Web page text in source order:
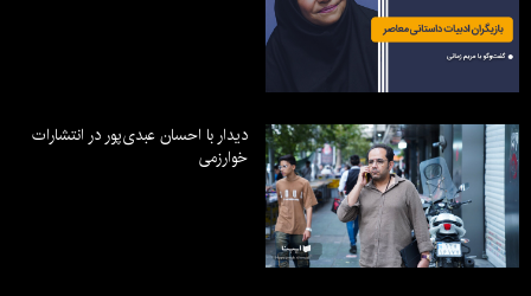
دیدار با احسان عبدی‌پور در انتشارات
خوارزمی